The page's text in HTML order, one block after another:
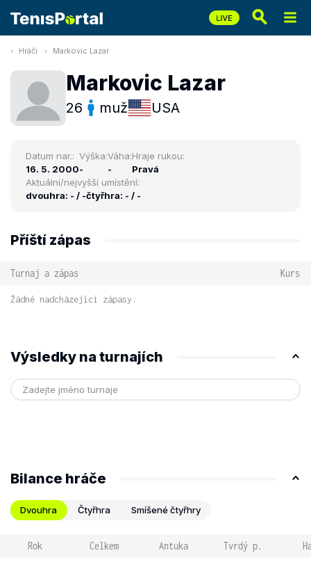
Hráči Markovic Lazar
Markovic Lazar
26 muž USA
Datum nar.:
16. 5. 2000
Výška:
-
Váha:
-
Hraje rukou:
Pravá
Aktuální/nejvyšší umístění:
dvouhra: - / -čtyřhra: - / -
Příští zápas
Turnaj a zápas Kurs
Žádné nadcházející zápasy.
Výsledky na turnajích
Bilance hráče
Dvouhra Čtyřhra Smíšené čtyřhry
Rok Celkem Antuka Tvrdý p.